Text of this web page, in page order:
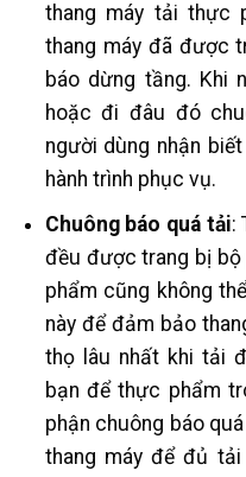
thang máy tải thực
thang máy đã được
báo dừng tầng. Khi
hoặc đi đâu đó
người dùng nhận
hành trình phục vụ.
Chuông báo quá tải:
đều được trang bị bộ
phẩm cũng không
này để đảm bảo
thọ lâu nhất khi tải
bạn để thực phẩm
phận chuông báo
thang máy để đủ